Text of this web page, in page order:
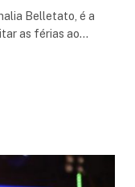
Belletato, é a
as férias ao…